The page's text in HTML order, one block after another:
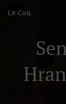
Le Coq